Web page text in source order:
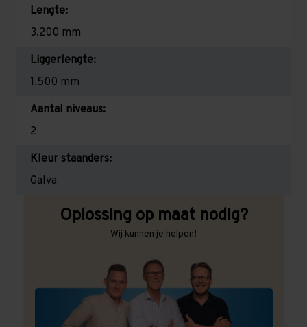
Lengte:
3.200 mm
Liggerlengte:
1.500 mm
Aantal niveaus:
2
Kleur staanders:
Galva
Oplossing op maat nodig?
Wij kunnen je helpen!